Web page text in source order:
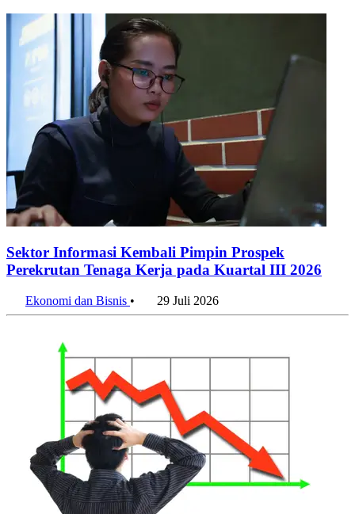
Sektor Informasi Kembali Pimpin Prospek
Perekrutan Tenaga Kerja pada Kuartal III 2026
Ekonomi dan Bisnis • 29 Juli 2026